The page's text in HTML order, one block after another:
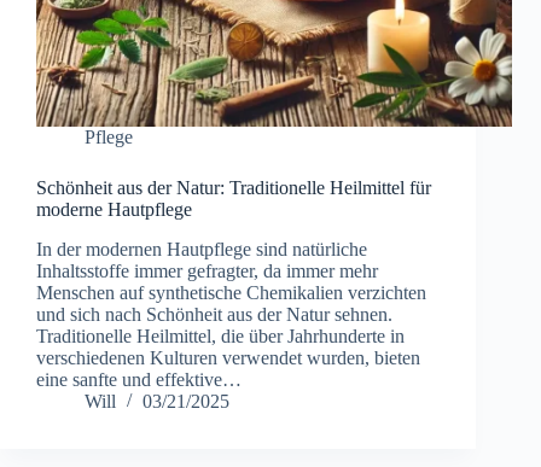
Pflege
Schönheit aus der Natur: Traditionelle Heilmittel für
moderne Hautpflege
In der modernen Hautpflege sind natürliche
Inhaltsstoffe immer gefragter, da immer mehr
Menschen auf synthetische Chemikalien verzichten
und sich nach Schönheit aus der Natur sehnen.
Traditionelle Heilmittel, die über Jahrhunderte in
verschiedenen Kulturen verwendet wurden, bieten
eine sanfte und effektive…
Will
03/21/2025